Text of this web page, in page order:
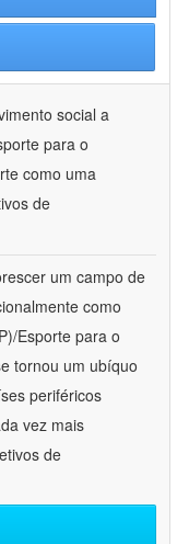
social a
para o
como uma
de
um campo de
como
Esporte para o
tornou um ubíquo
periféricos
vez mais
de